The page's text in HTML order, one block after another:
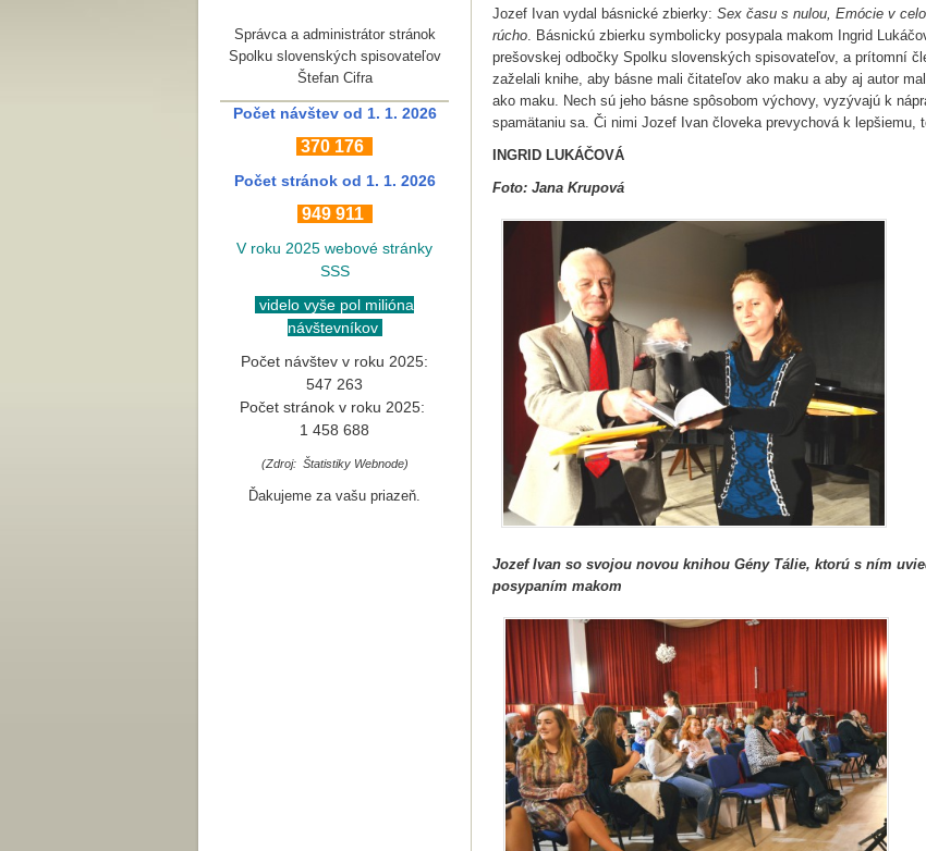
Jozef Ivan vydal básnické zbierky: Sex času s nulou, Emócie v
rúcho. Básnickú zbierku symbolicky posypala makom Ingrid
prešovskej odbočky Spolku slovenských spisovateľov, a prítomní
zaželali knihe, aby básne mali čitateľov ako maku a aby aj autor
ako maku. Nech sú jeho básne spôsobom výchovy, vyzývajú k
spamätaniu sa. Či nimi Jozef Ivan človeka prevychová k lepšiemu,
INGRID LUKÁČOVÁ
Foto: Jana Krupová
Jozef Ivan so svojou novou knihou Gény Tálie, ktorú s ním
posypaním makom
Správca a administrátor stránok
Spolku slovenských spisovateľov
Štefan Cifra
Počet návštev od 1. 1. 2026
370 176
Počet stránok od 1. 1. 2026
949 911
V roku 2025 webové stránky
SSS
videlo vyše pol milióna
návštevníkov
Počet návštev v roku 2025:
547 263
Počet stránok v roku 2025:
1 458 688
(Zdroj: Štatistiky Webnode)
Ďakujeme za vašu priazeň.